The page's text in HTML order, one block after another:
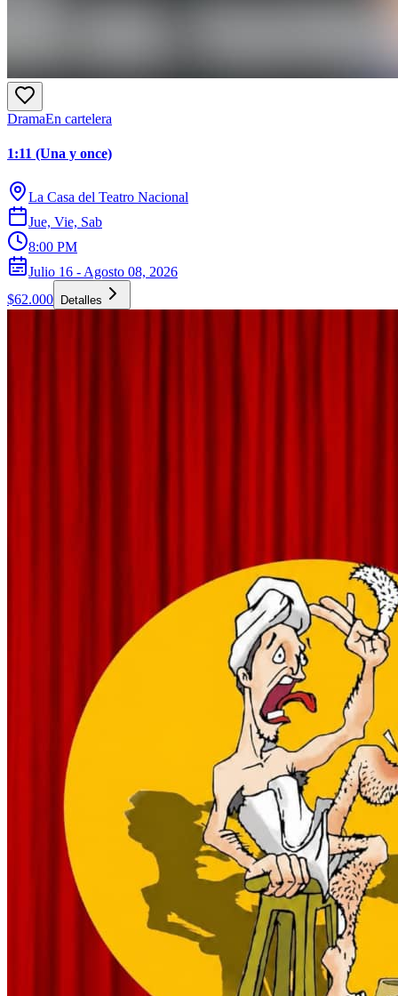
DramaEn cartelera
1:11 (Una y once)
La Casa del Teatro Nacional
Jue, Vie, Sab
8:00 PM
Julio 16 - Agosto 08, 2026
$62.000
Detalles